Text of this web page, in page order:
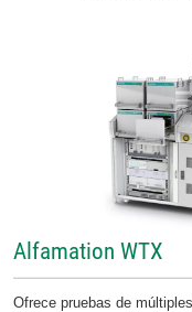
Alfamation WTX
Ofrece pruebas de